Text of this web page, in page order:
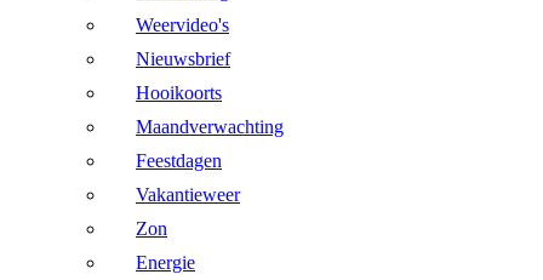
Weervideo's
Nieuwsbrief
Hooikoorts
Maandverwachting
Feestdagen
Vakantieweer
Zon
Energie